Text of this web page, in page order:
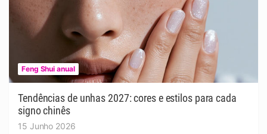
Feng Shui anual
Tendências de unhas 2027: cores e estilos para cada
signo chinês
15 Junho 2026